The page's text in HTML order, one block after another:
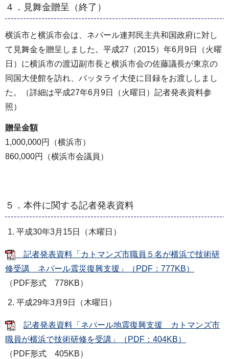
４．見舞金贈呈（終了）
横浜市と横浜市会は、ネパール連邦民主共和国政府に対し
て見舞金を贈呈しました。平成27（2015）年6月9日（火曜
日）に横浜市の渡辺副市長と横浜市会の佐藤議長が東京の
同国大使館を訪れ、バッタライ大使に目録をお渡ししまし
た。（詳細は平成27年6月9日（火曜日）記者発表資料参
照）
贈呈金額
1,000,000円（横浜市）
860,000円（横浜市会議員）
５．本件に関する記者発表資料
平成30年3月15日（木曜日）
記者発表資料「カトマンズ市職員５名が横浜で技術研
修受講 ネパール震災復興支援」（PDF：777KB）
（PDF形式 778KB）
平成29年3月9日（木曜日）
記者発表資料「ネパール地震復興支援 カトマンズ市
職員が横浜で技術研修を受講」（PDF：404KB）
（PDF形式 405KB）